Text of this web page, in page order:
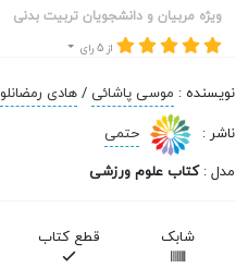
ویژه مربیان و دانشجویان تربیت بدنی
از 5 رای
نویسنده : موسی پاشائی / هادی رمضانلو
ناشر :
حتمی
مدل :کتاب علوم ورزشی
شابک قطع کتاب